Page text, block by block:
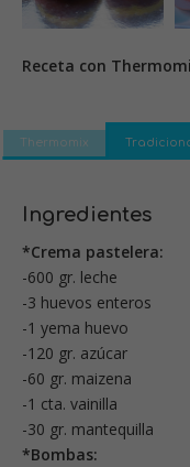
Receta con
Thermomix
Ingredientes
*Crema pastelera:
-600 gr. leche
-3 huevos enteros
-1 yema huevo
-120 gr. azúcar
-60 gr. maizena
-1 cta. vainilla
-30 gr. mantequilla
*Bombas: